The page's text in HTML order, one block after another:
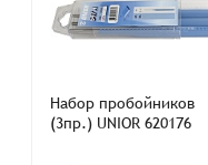
Набор пробойников
(3пр.) UNIOR 620176